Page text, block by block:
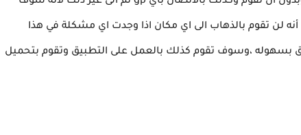
لن تقوم بالذهاب الى اي مكان اذا وجدت اي مشكلة في هذا
بسهوله ،وسوف تقوم كذلك بالعمل على التطبيق وتقوم بتحميل